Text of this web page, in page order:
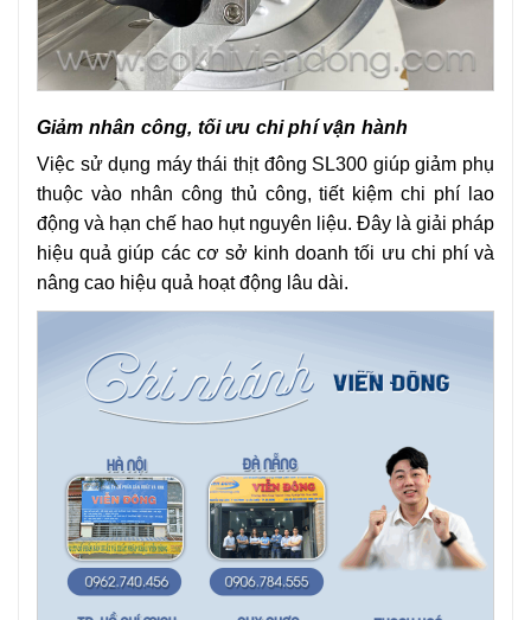
Giảm nhân công, tối ưu chi phí vận hành
Việc sử dụng máy thái thịt đông SL300 giúp giảm phụ
thuộc vào nhân công thủ công, tiết kiệm chi phí lao
động và hạn chế hao hụt nguyên liệu. Đây là giải pháp
hiệu quả giúp các cơ sở kinh doanh tối ưu chi phí và
nâng cao hiệu quả hoạt động lâu dài.